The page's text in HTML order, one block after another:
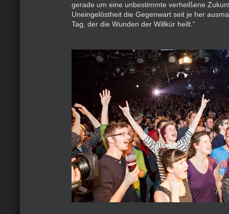
gerade um eine unbestimmte verheißene
Uneingelöstheit die Gegenwart seit je her
Tag, der die Wunden der Willkür heilt.“